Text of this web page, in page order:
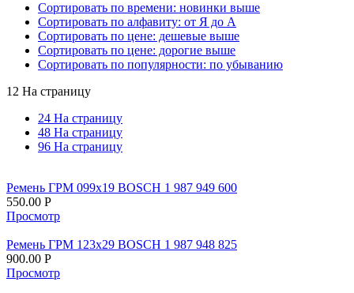
Сортировать по времени: новинки выше
Сортировать по алфавиту: от Я до А
Сортировать по цене: дешевые выше
Сортировать по цене: дорогие выше
Сортировать по популярности: по убыванию
12 На страницу
24 На страницу
48 На страницу
96 На страницу
Ремень ГРМ 099х19 BOSCH 1 987 949 600
550.00 Р
Просмотр
Ремень ГРМ 123х29 BOSCH 1 987 948 825
900.00 Р
Просмотр